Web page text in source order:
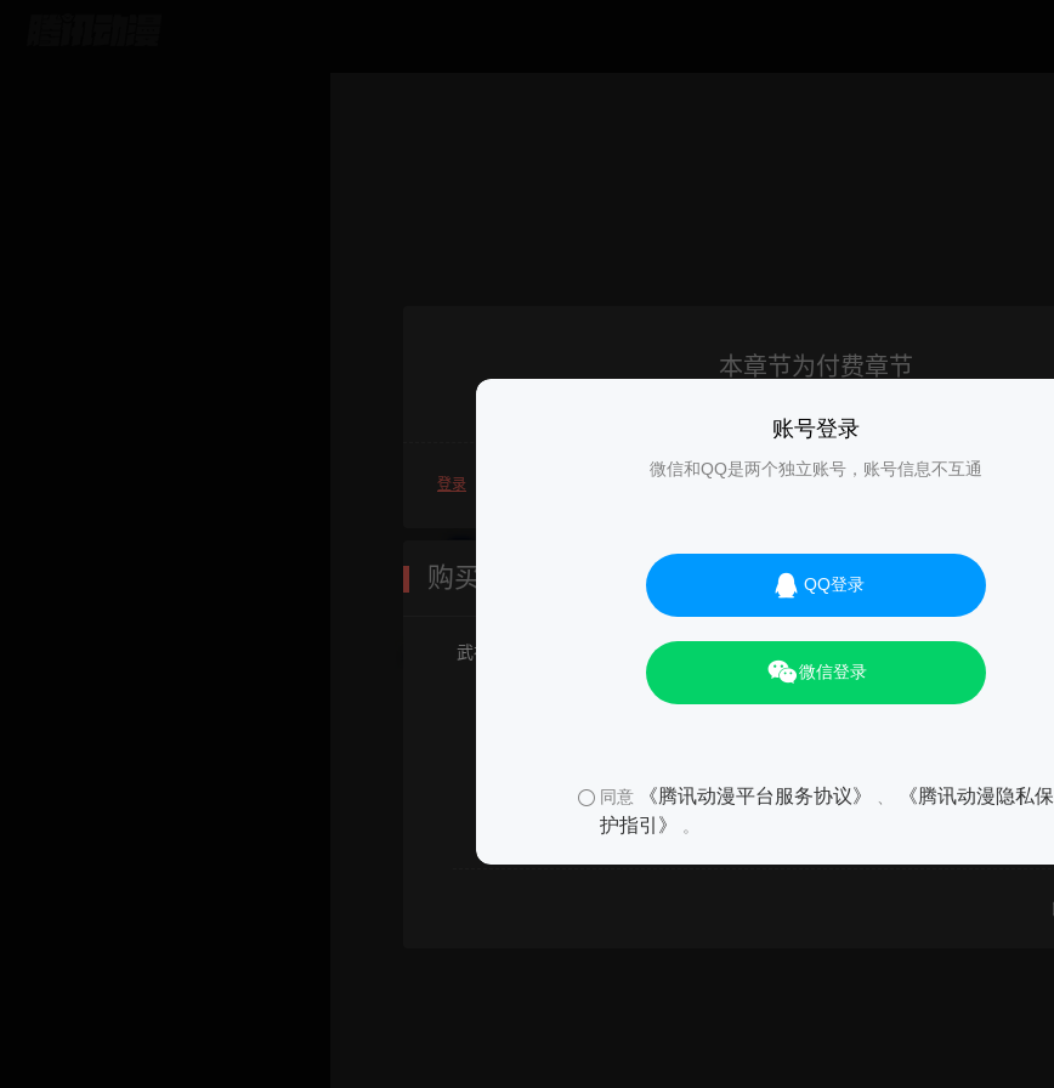
账号登录
微信和QQ是两个独立账号，账号信息不互通
QQ登录
微信登录
同意 《腾讯动漫平台服务协议》
《腾讯动漫隐私保
护指引》
。